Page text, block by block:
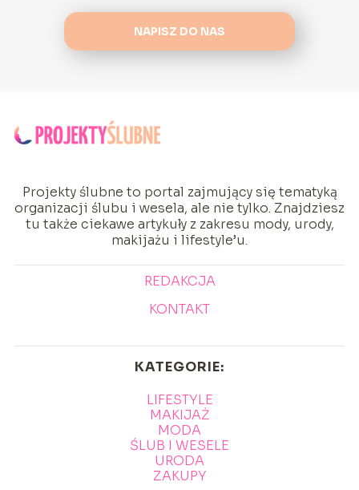
NAPISZ DO NAS
Projekty ślubne to portal zajmujący się tematyką
organizacji ślubu i wesela, ale nie tylko. Znajdziesz
tu także ciekawe artykuły z zakresu mody, urody,
makijażu i lifestyle’u.
REDAKCJA
KONTAKT
KATEGORIE:
LIFESTYLE
MAKIJAŻ
MODA
ŚLUB I WESELE
URODA
ZAKUPY